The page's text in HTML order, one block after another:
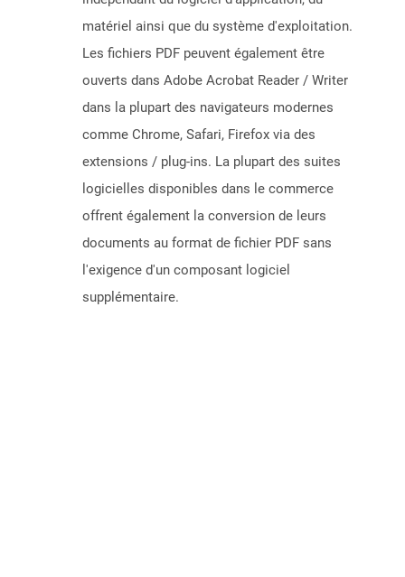
matériel ainsi que du système d'exploitation.
Les fichiers PDF peuvent également être
ouverts dans Adobe Acrobat Reader / Writer
dans la plupart des navigateurs modernes
comme Chrome, Safari, Firefox via des
extensions / plug-ins. La plupart des suites
logicielles disponibles dans le commerce
offrent également la conversion de leurs
documents au format de fichier PDF sans
l'exigence d'un composant logiciel
supplémentaire.